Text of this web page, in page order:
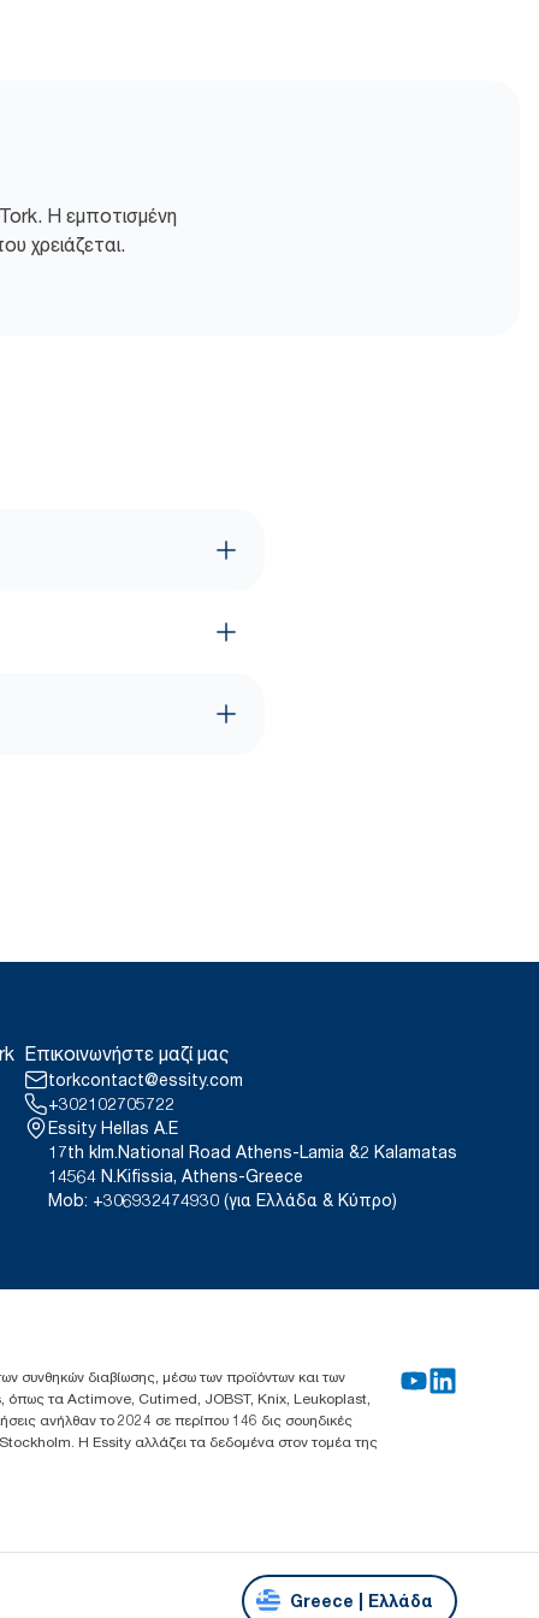
Η εμποτισμένη
χρειάζεται.
Επικοινωνήστε μαζί μας
torkcontact@essity.com
+302102705722
Essity Hellas A.E
17th klm.National Road Athens-Lamia &2 Kalamatas
14564 N.Kifissia, Athens-Greece
Mob: +306932474930 (για Ελλάδα & Κύπρο)
συνθηκών διαβίωσης, μέσω των προϊόντων και των
όπως τα Actimove, Cutimed, JOBST, Knix, Leukoplast,
ανήλθαν το 2024 σε περίπου 146 δις σουηδικές
Stockholm. Η Essity αλλάζει τα δεδομένα στον τομέα της
Greece | Ελλάδα